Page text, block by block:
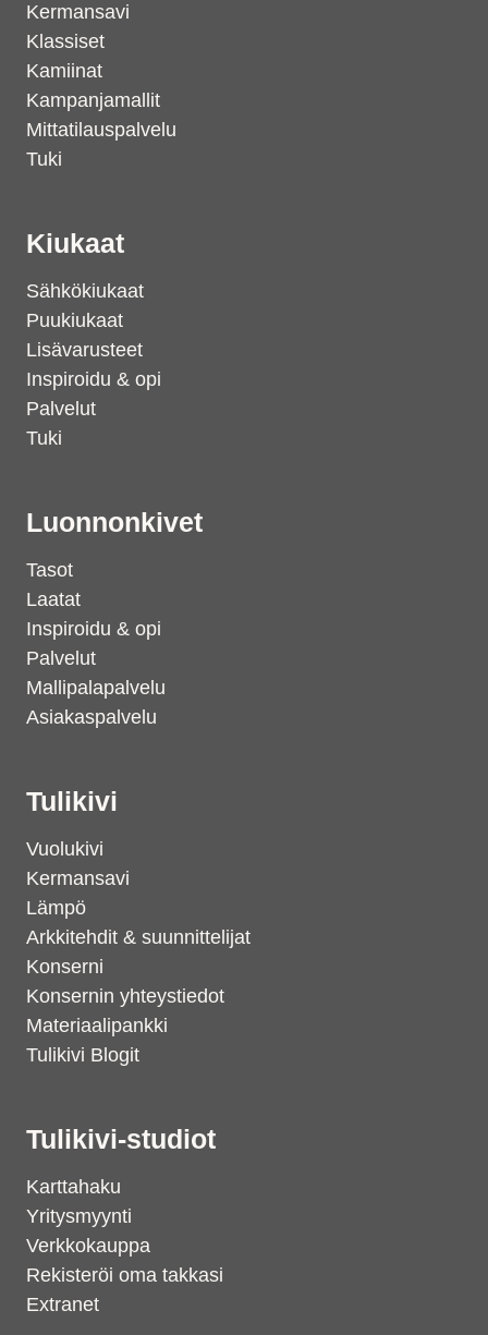
Kermansavi
Klassiset
Kamiinat
Kampanjamallit
Mittatilauspalvelu
Tuki
Kiukaat
Sähkökiukaat
Puukiukaat
Lisävarusteet
Inspiroidu & opi
Palvelut
Tuki
Luonnonkivet
Tasot
Laatat
Inspiroidu & opi
Palvelut
Mallipalapalvelu
Asiakaspalvelu
Tulikivi
Vuolukivi
Kermansavi
Lämpö
Arkkitehdit & suunnittelijat
Konserni
Konsernin yhteystiedot
Materiaalipankki
Tulikivi Blogit
Tulikivi-studiot
Karttahaku
Yritysmyynti
Verkkokauppa
Rekisteröi oma takkasi
Extranet